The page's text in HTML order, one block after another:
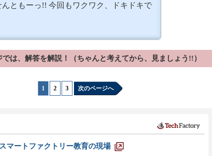
ともーっ!! 今回もワクワク、ドキドキで
では、解答を解説！（ちゃんと考えてから、見ましょう!!）
1 2 3 次のページへ
マートファクトリー教育の現場